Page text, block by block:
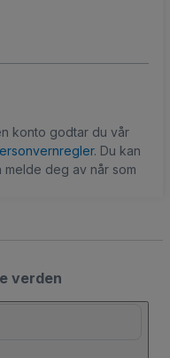
konto godtar du vår
. Du kan
melde deg av når som
verden